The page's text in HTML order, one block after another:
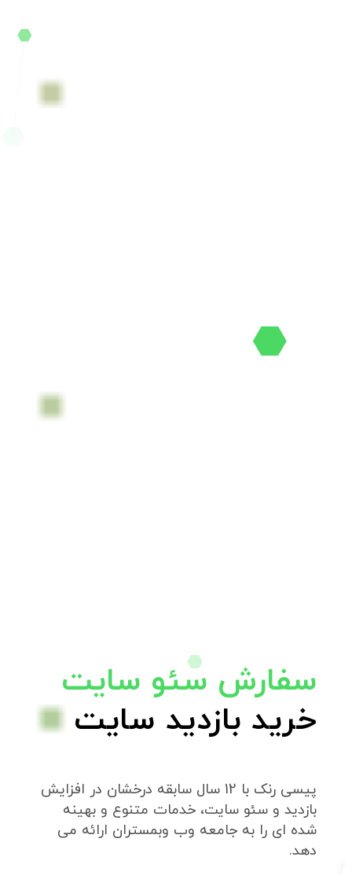
سفارش سئو سایت
خرید بازدید سایت
پیسی رنک با 12 سال سابقه درخشان در افزایش
بازدید و سئو سایت، خدمات متنوع و بهینه
شده ای را به جامعه وب وبمستران ارائه می
دهد.